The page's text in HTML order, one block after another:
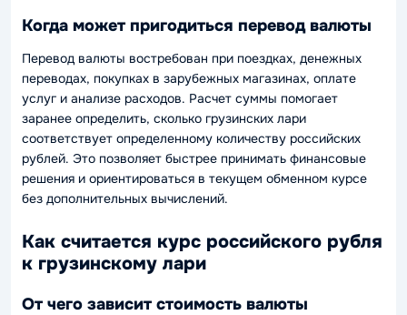
Когда может пригодиться перевод валюты
Перевод валюты востребован при поездках, денежных
переводах, покупках в зарубежных магазинах, оплате
услуг и анализе расходов. Расчет суммы помогает
заранее определить, сколько грузинских лари
соответствует определенному количеству российских
рублей. Это позволяет быстрее принимать финансовые
решения и ориентироваться в текущем обменном курсе
без дополнительных вычислений.
Как считается курс российского рубля
к грузинскому лари
От чего зависит стоимость валюты